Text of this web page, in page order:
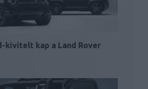
kivitelt kap a Land Rover